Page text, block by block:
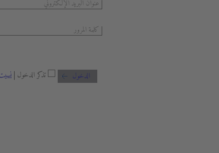
تذكر الدخول | الدخول